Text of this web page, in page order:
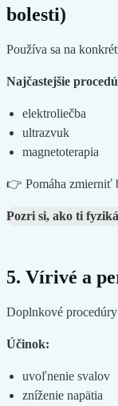
bolesti)
Používa sa na
Najčastejšie
elektroliečba
ultrazvuk
magnetoterapia
👉 Pomáha zmierniť
Pozri si, ako ti
5. Vírivé a
Doplnkové
Účinok:
uvoľnenie svalov
zníženie napätia